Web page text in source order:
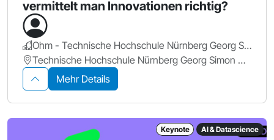
vermittelt man Innovationen richtig?
Ohm - Technische Hochschule Nürnberg Georg Simon Ohm
Technische Hochschule Nürnberg Georg Simon Ohm
Mehr Details
Keynote AI & Datascience